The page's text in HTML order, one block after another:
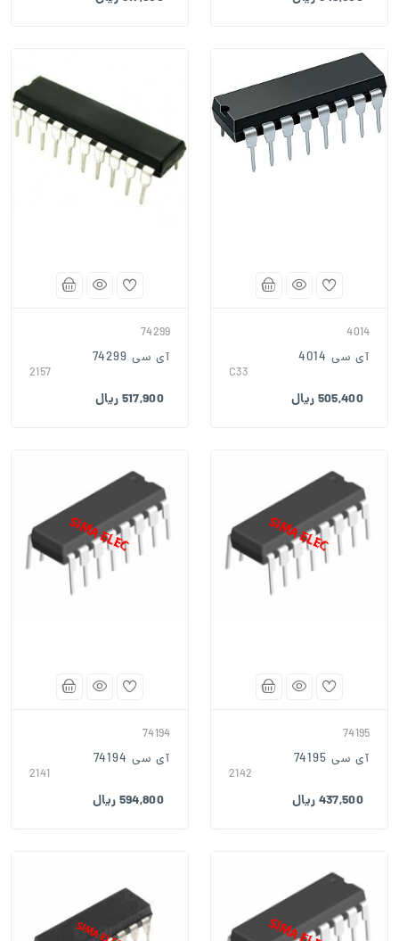
4014
آی سی 4014
C33
505,400 ریال
74299
آی سی 74299
2157
517,900 ریال
74195
آی سی 74195
2142
437,500 ریال
74194
آی سی 74194
2141
594,800 ریال